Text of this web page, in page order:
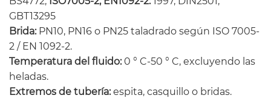
GBT13295
Brida:PN10, PN16 o PN25 taladrado según ISO 7005-
2 / EN 1092-2.
Temperatura del fluido:0 ° C-50 ° C, excluyendo las
heladas.
Extremos de tubería:espita, casquillo o bridas.